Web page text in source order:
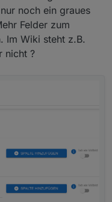
noch ein graues
Felder zum
Im Wiki steht z.B.
nicht ?